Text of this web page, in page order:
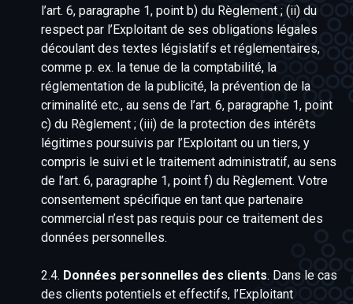
l’art. 6, paragraphe 1, point b) du Règlement ; (ii) du
respect par l’Exploitant de ses obligations légales
découlant des textes législatifs et réglementaires,
comme p. ex. la tenue de la comptabilité, la
réglementation de la publicité, la prévention de la
criminalité etc., au sens de l’art. 6, paragraphe 1, point
c) du Règlement ; (iii) de la protection des intérêts
légitimes poursuivis par l’Exploitant ou un tiers, y
compris le suivi et le traitement administratif, au sens
de l’art. 6, paragraphe 1, point f) du Règlement. Votre
consentement spécifique en tant que partenaire
commercial n’est pas requis pour ce traitement des
données personnelles.
2.4. Données personnelles des clients. Dans le cas
des clients potentiels et effectifs, l’Exploitant